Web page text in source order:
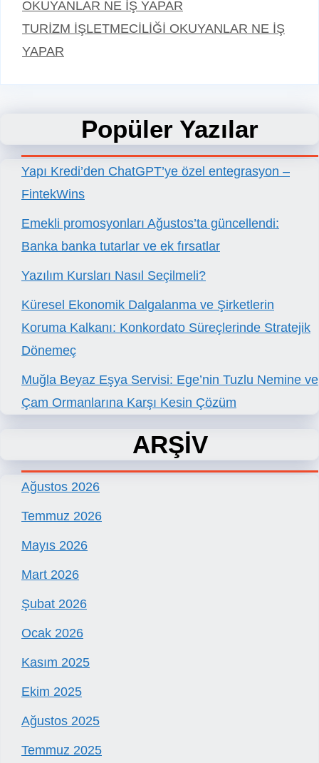
OKUYANLAR NE İŞ YAPAR
TURİZM İŞLETMECİLİĞİ OKUYANLAR NE İŞ
YAPAR
Popüler Yazılar
Yapı Kredi’den ChatGPT’ye özel entegrasyon –
FintekWins
Emekli promosyonları Ağustos’ta güncellendi:
Banka banka tutarlar ve ek fırsatlar
Yazılım Kursları Nasıl Seçilmeli?
Küresel Ekonomik Dalgalanma ve Şirketlerin
Koruma Kalkanı: Konkordato Süreçlerinde Stratejik
Dönemeç
Muğla Beyaz Eşya Servisi: Ege’nin Tuzlu Nemine ve
Çam Ormanlarına Karşı Kesin Çözüm
ARŞİV
Ağustos 2026
Temmuz 2026
Mayıs 2026
Mart 2026
Şubat 2026
Ocak 2026
Kasım 2025
Ekim 2025
Ağustos 2025
Temmuz 2025